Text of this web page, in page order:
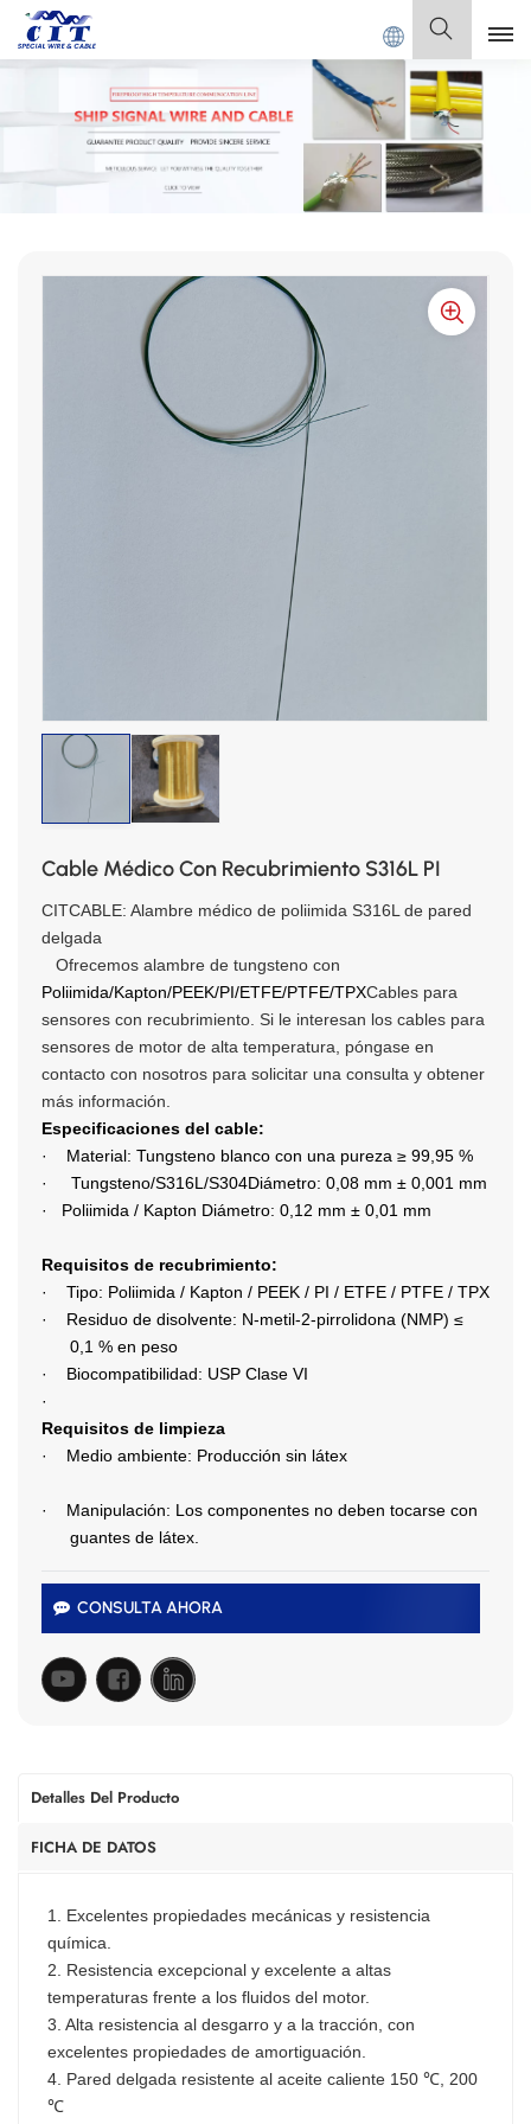
Co., Ltd. Español
English
Français
Italiano
Español
Cable Médico Con Recubrimiento S316L PI
CITCABLE: Alambre médico de poliimida S316L de pared
delgada
Ofrecemos alambre de tungsteno con
Poliimida/Kapton/PEEK/PI/ETFE/PTFE/TPXCables para
sensores con recubrimiento. Si le interesan los cables para
sensores de motor de alta temperatura, póngase en
contacto con nosotros para solicitar una consulta y obtener
más información.
Especificaciones del cable:
·
Material: Tungsteno blanco con una pureza ≥ 99,95 %
·
Tungsteno/S316L/S304Diámetro: 0,08 mm ± 0,001 mm
·
Poliimida / Kapton Diámetro: 0,12 mm ± 0,01 mm
Requisitos de recubrimiento:
·
Tipo: Poliimida / Kapton / PEEK / PI / ETFE / PTFE / TPX
·
Residuo de disolvente: N-metil-2-pirrolidona (NMP) ≤
0,1 % en peso
·
Biocompatibilidad: USP Clase VI
·
Requisitos de limpieza
·
Medio ambiente: Producción sin látex
·
Manipulación: Los componentes no deben tocarse con
guantes de látex.
CONSULTA AHORA
Detalles Del Producto
FICHA DE DATOS
1. Excelentes propiedades mecánicas y resistencia
química.
2. Resistencia excepcional y excelente a altas
temperaturas frente a los fluidos del motor.
3. Alta resistencia al desgarro y a la tracción, con
excelentes propiedades de amortiguación.
4. Pared delgada resistente al aceite caliente 150 ℃, 200
℃